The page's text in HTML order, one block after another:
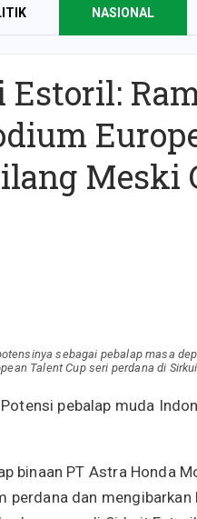
NASIONAL
Estoril:
Meski
sebagai pebalap masa
Talent Cup seri perdana di
pebalap muda
binaan PT Astra Honda
perdana dan